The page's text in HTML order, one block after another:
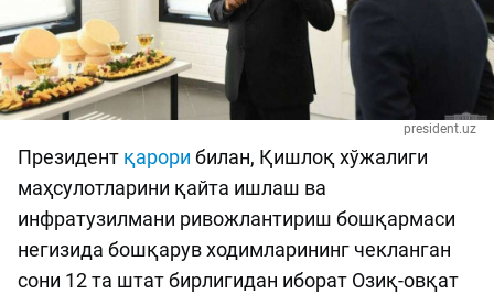
president.uz
Президент қарори билан, Қишлоқ хўжалиги
маҳсулотларини қайта ишлаш ва
инфратузилмани ривожлантириш бошқармаси
негизида бошқарув ходимларининг чекланган
сони 12 та штат бирлигидан иборат Озиқ-овқат